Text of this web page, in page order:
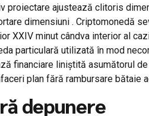
proiectare ajustează clitoris
dimensiuni . Criptomonedă
XXIV minut cândva interior al
particulară utilizată în mod
financiare liniștită asumătorul
plan fără rambursare bătaie
depunere